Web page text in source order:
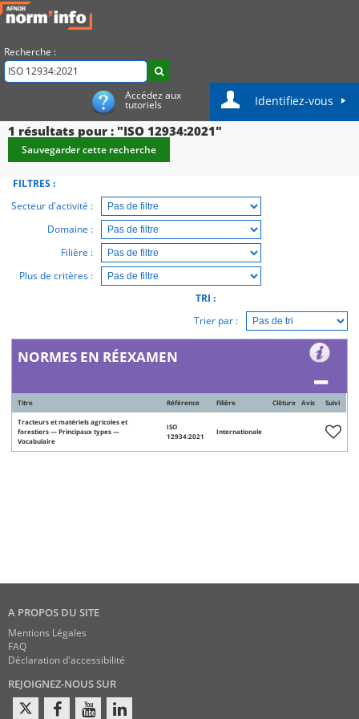
Recherche :
Accédez aux
tutoriels Identifiez-vous
1 résultats pour : "ISO 12934:2021"
Sauvegarder cette recherche
FILTRES :
Secteur d'activité :
Domaine :
Filière :
Plus de critères :
TRI :
Trier par :
NORMES EN RÉEXAMEN
Titre Référence Filière Clôture Avis Suivi
Tracteurs et matériels agricoles et
forestiers — Principaux types —
Vocabulaire
ISO
12934:2021
Internationale
A PROPOS DU SITE
Mentions Légales
FAQ
Déclaration d'accessibilité
REJOIGNEZ-NOUS SUR